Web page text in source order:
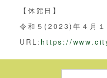
【休館日】
令和５(2023)年４月１
URL: https://